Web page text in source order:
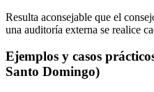
Resulta aconsejable que el
una auditoría externa se realice
Ejemplos y casos
Santo Domingo)